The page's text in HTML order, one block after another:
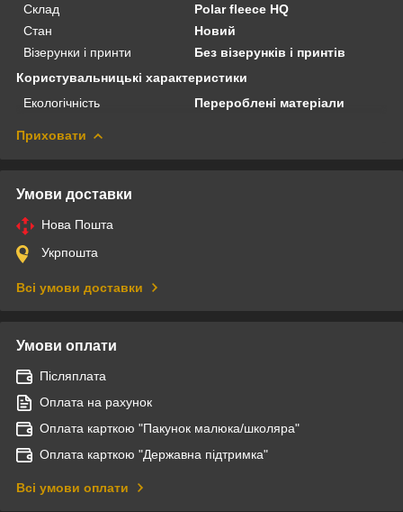
Склад
Polar fleece HQ
Стан
Новий
Візерунки і принти
Без візерунків і принтів
Користувальницькі характеристики
Екологічність
Перероблені матеріали
Приховати
Умови доставки
Нова Пошта
Укрпошта
Всі умови доставки
Умови оплати
Післяплата
Оплата на рахунок
Оплата карткою "Пакунок малюка/школяра"
Оплата карткою "Державна підтримка"
Всі умови оплати